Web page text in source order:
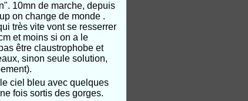
10mn de marche, depuis
on change de monde .
très vite vont se resserrer
et moins si on a le
être claustrophobe et
sinon seule solution,
ciel bleu avec quelques
fois sortis des gorges.